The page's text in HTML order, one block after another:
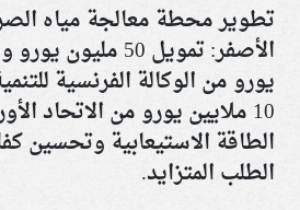
تطوير محطة معالجة مياه
يورو من الوكالة الفرنسية
10 ملايين يورو من الاتحاد
الطاقة الاستيعابية وتحسين
الطلب المتزايد.